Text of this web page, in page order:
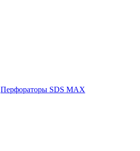
Перфораторы SDS MAX